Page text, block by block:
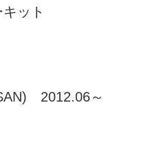
ット
2012.06～